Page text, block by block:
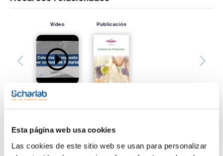
Esta página web usa cookies
Las cookies de este sitio web se usan para personalizar
Vídeo Publicación
Imprimir ficha de
producto
Características